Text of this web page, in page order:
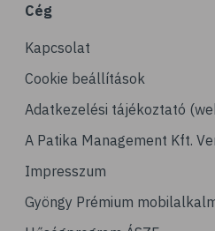
# csonttörés
# mozgásszervi problémák
# köszvény
# ínhüvelygyulladás
# tél
Cég
Kapcsolat
Cookie beállítások
Adatkezelési tájékoztató
A Patika Management Kft.
Impresszum
Gyöngy Prémium